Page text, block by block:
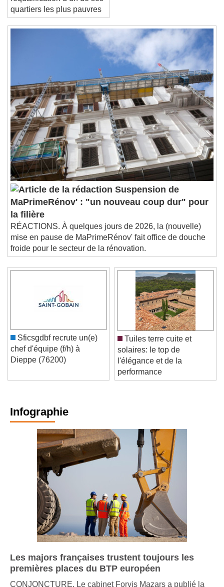
requalification d’un de ses
quartiers les plus pauvres
Suspension de
MaPrimeRénov' : "un nouveau coup dur" pour
la filière
RÉACTIONS. À quelques jours de 2026, la (nouvelle)
mise en pause de MaPrimeRénov' fait office de douche
froide pour le secteur de la rénovation.
Sficsgdbf recrute un(e)
chef d'équipe (f/h) à
Tuiles terre cuite et
solaires: le top de
l'élégance et de la
performance
Infographie
Les majors françaises trustent toujours les
premières places du BTP européen